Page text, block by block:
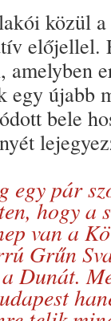
közül
előjellel.
amelyben
egy újabb
bele
pár
hogy a
van a
Grűn
Dunát.